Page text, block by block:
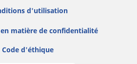
d'utilisation
matière de confidentialité
Code d'éthique